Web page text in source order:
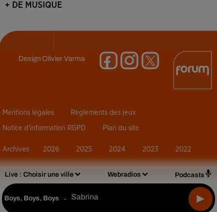
Live : Choisir une ville Webradios Podcasts
Boys, Boys, Boys - Sabrina
+ DE MUSIQUE
DesignOlivier Varma
Mentions légales Règlements des jeux
Notice d’information RGPD Plan du site
Archives 2026 2025 2024 2023 2022